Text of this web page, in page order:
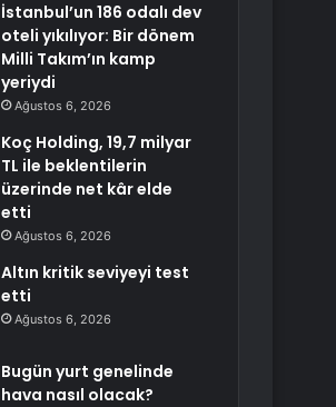
İstanbul’un 186 odalı dev
oteli yıkılıyor: Bir dönem
Milli Takım’ın kamp
yeriydi
Ağustos 6, 2026
Koç Holding, 19,7 milyar
TL ile beklentilerin
üzerinde net kâr elde
etti
Ağustos 6, 2026
Altın kritik seviyeyi test
etti
Ağustos 6, 2026
Bugün yurt genelinde
hava nasıl olacak?